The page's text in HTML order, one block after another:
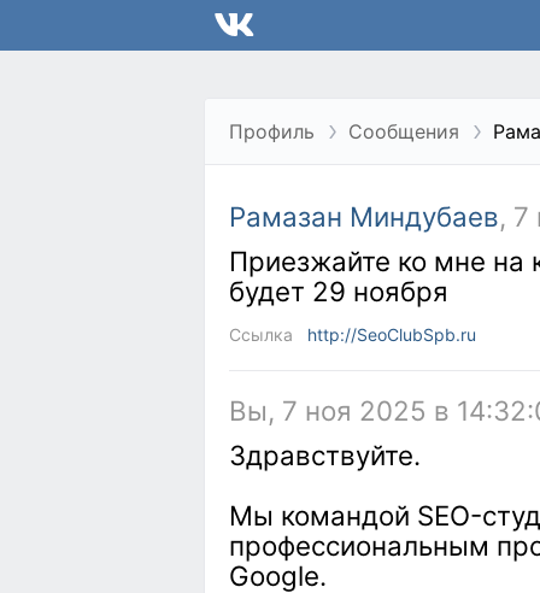
Профиль Сообщения
Рамазан Миндубаев, 7
Приезжайте ко мне на
будет 29 ноября
Ссылка http://SeoClubSpb.ru
Вы, 7 ноя 2025 в
Здравствуйте.
Мы командой SEO-
профессиональным
Google.